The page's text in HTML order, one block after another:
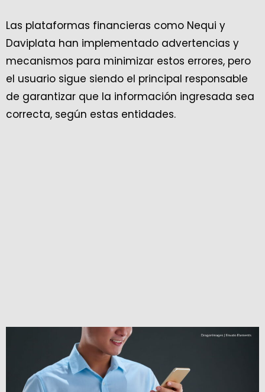
Las plataformas financieras como Nequi y
Daviplata han implementado advertencias y
mecanismos para minimizar estos errores, pero
el usuario sigue siendo el principal responsable
de garantizar que la información ingresada sea
correcta, según estas entidades.